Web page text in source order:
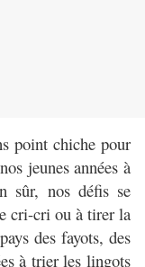
point chiche pour
jeunes années à
sûr, nos défis se
cri-cri ou à tirer la
des fayots, des
à trier les lingots